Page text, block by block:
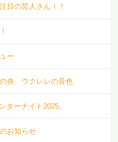
目の芸人さん！！
ー
炎 ウクレレの音色
ターナイト2025。
お知らせ